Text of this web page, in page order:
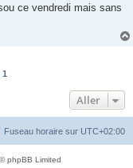
ce vendredi mais sans
1
Aller
Fuseau horaire sur UTC+02:00
phpBB Limited